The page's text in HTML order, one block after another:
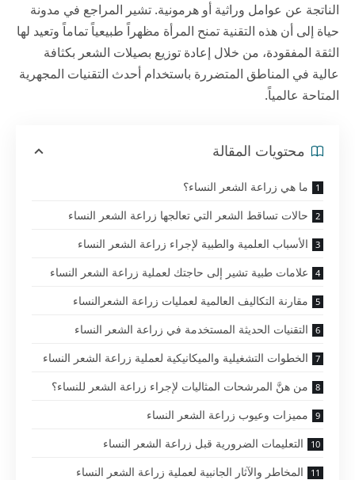
الناتجة عن عوامل وراثية أو هرمونية. تشير المراجع في مدونة
حياة إلى أن هذه التقنية تمنح المرأة مظهراً طبيعياً تماماً وتعيد لها
الثقة المفقودة، من خلال إعادة توزيع بصيلات الشعر بكثافة
عالية في المناطق المتضررة باستخدام أحدث التقنيات المجهرية
المتاحة عالمياً.
محتويات المقالة
ما هي زراعة الشعر النساء؟
حالات تساقط الشعر التي تعالجها زراعة الشعر النساء
الأسباب العلمية والطبية لإجراء زراعة الشعر النساء
علامات طبية تشير إلى حاجتك لعملية زراعة الشعر النساء
مقارنة التكاليف العالمية لعمليات زراعة الشعرالنساء
التقنيات الحديثة المستخدمة في زراعة الشعر النساء
الخطوات التشغيلية والميكانيكية لعملية زراعة الشعر النساء
من هنَّ المرشحات المثاليات لإجراء زراعة الشعر للنساء؟
مميزات وعيوب زراعة الشعر النساء
التعليمات الضرورية قبل زراعة الشعر النساء
المخاطر والآثار الجانبية لعملية زراعة الشعر النساء